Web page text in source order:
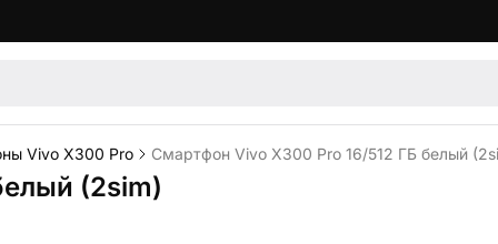
Vivo X300 Pro Смартфон Vivo X300 Pro 16/512 ГБ белый
(2sim)